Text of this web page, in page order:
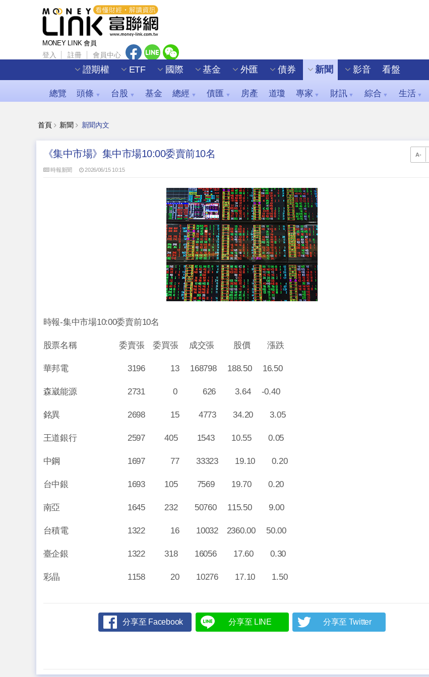
MONEY LINK 會員
登入 註冊 會員中心
證期權 ETF 國際 基金 外匯 債券 新聞 影音 看盤
總覽 頭條 ▼ 台股 ▼ 基金 總經 ▼ 債匯 ▼ 房產 道瓊 專家 ▼ 財訊 ▼ 綜合 ▼ 生活 ▼
首頁 新聞 新聞內文
A-
《集中市場》集中市場10:00委賣前10名
時報新聞 2026/06/15 10:15
時報-集中市場10:00委賣前10名
股票名稱 委賣張 委買張 成交張 股價 漲跌
華邦電 3196 13 168798 188.50 16.50
森崴能源 2731 0 626 3.64 -0.40
銘異 2698 15 4773 34.20 3.05
王道銀行 2597 405 1543 10.55 0.05
中鋼 1697 77 33323 19.10 0.20
台中銀 1693 105 7569 19.70 0.20
南亞 1645 232 50760 115.50 9.00
台積電 1322 16 10032 2360.00 50.00
臺企銀 1322 318 16056 17.60 0.30
彩晶 1158 20 10276 17.10 1.50
分享至 Facebook 分享至 LINE 分享至 Twitter